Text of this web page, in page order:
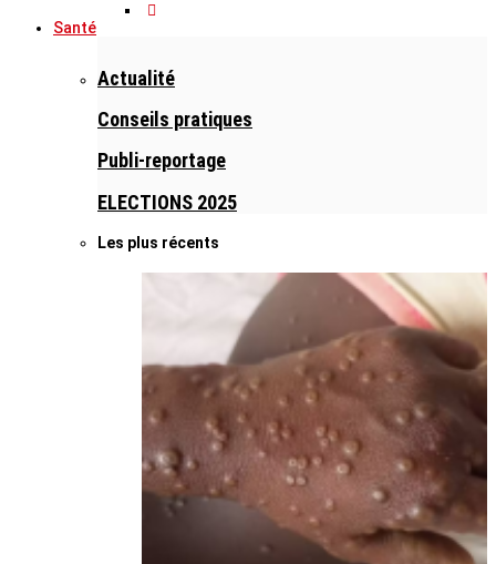
Santé
Actualité
Conseils pratiques
Publi-reportage
ELECTIONS 2025
Les plus récents